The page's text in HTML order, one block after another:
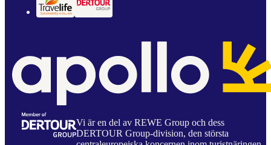
Vi är en del av REWE Group och dess
DERTOUR Group-division, den största